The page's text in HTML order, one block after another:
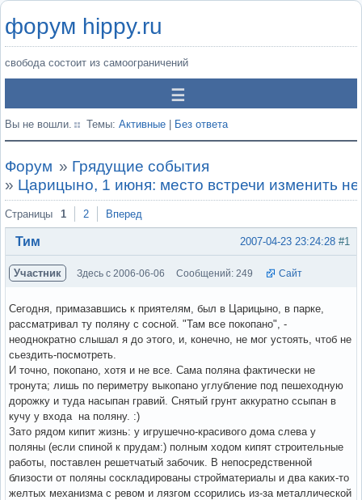
форум hippy.ru
свобода состоит из самоограничений
Вы не вошли. Темы: Активные Без ответа
Форум » Грядущие события
» Царицыно, 1 июня: место встречи изменить
Страницы 1 2 Вперед
#1
2007-04-23 23:24:28
Тим
Участник Здесь с 2006-06-06 Сообщений: 249 Сайт
Сегодня, примазавшись к приятелям, был в Царицыно, в парке,
рассматривал ту поляну с сосной. "Там все покопано", -
неоднократно слышал я до этого, и, конечно, не мог устоять, чтоб не
сьездить-посмотреть.
И точно, покопано, хотя и не все. Сама поляна фактически не
тронута; лишь по периметру выкопано углубление под пешеходную
дорожку и туда насыпан гравий. Снятый грунт аккуратно ссыпан в
кучу у входа на поляну. :)
Зато рядом кипит жизнь: у игрушечно-красивого дома слева у
поляны (если спиной к прудам:) полным ходом кипят строительные
работы, поставлен решетчатый забочик. В непосредственной
близости от поляны соскладированы стройматериалы и два каких-то
желтых механизма с ревом и лязгом ссорились из-за металлической